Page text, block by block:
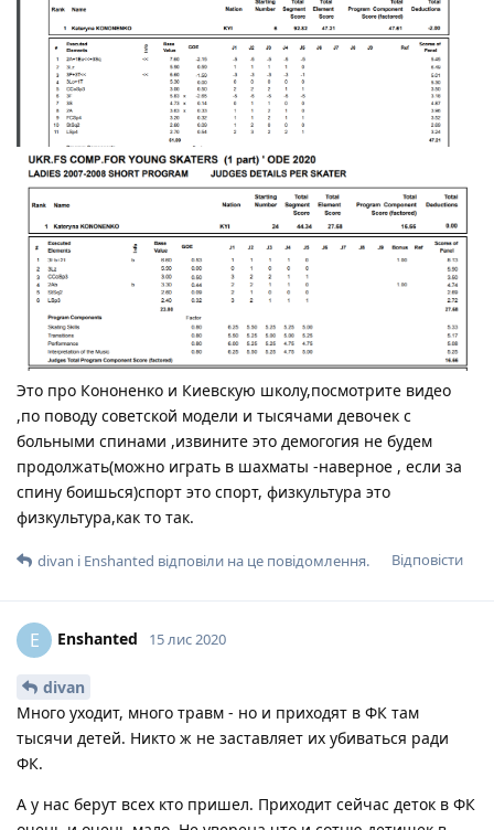
Это про Кононенко и Киевскую школу,посмотрите видео
,по поводу советской модели и тысячами девочек с
больными спинами ,извините это демогогия не будем
продолжать(можно играть в шахматы -наверное , если за
спину боишься)спорт это спорт, физкультура это
физкультура,как то так.
Відповісти
divan і Enshanted відповіли на це повідомлення.
E Enshanted 15 лис 2020
divan
Много уходит, много травм - но и приходят в ФК там
тысячи детей. Никто ж не заставляет их убиваться ради
ФК.
А у нас берут всех кто пришел. Приходит сейчас деток в ФК